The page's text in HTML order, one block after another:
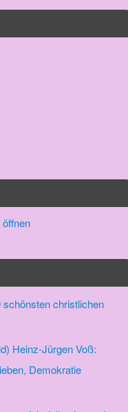
christlichen
Heinz-Jürgen Voß:
Demokratie